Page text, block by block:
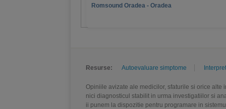
Romsound Oradea - Oradea
Resurse: Autoevaluare simptome
Opiniile avizate ale medicilor, sfaturile si orice
nici diagnosticul stabilit in urma investigatiilor si
ii punem la dispozitie pentru programare in